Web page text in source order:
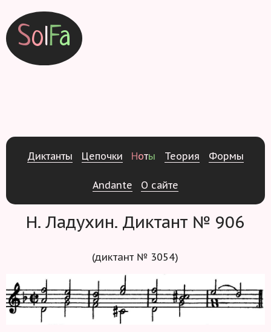
SolFa
Диктанты Цепочки Ноты Теория Формы
Andante О сайте
Н. Ладухин. Диктант № 906
(диктант № 3054)